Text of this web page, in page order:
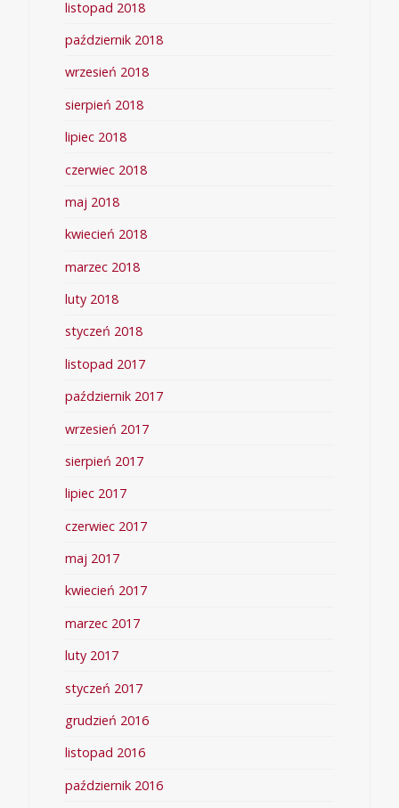
listopad 2018
październik 2018
wrzesień 2018
sierpień 2018
lipiec 2018
czerwiec 2018
maj 2018
kwiecień 2018
marzec 2018
luty 2018
styczeń 2018
listopad 2017
październik 2017
wrzesień 2017
sierpień 2017
lipiec 2017
czerwiec 2017
maj 2017
kwiecień 2017
marzec 2017
luty 2017
styczeń 2017
grudzień 2016
listopad 2016
październik 2016